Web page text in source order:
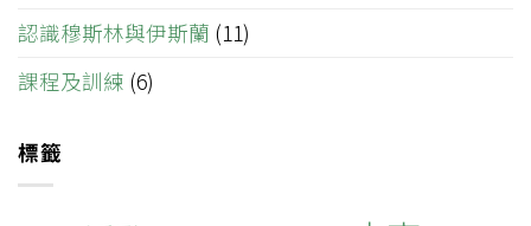
認識穆斯林與伊斯蘭 (11)
課程及訓練 (6)
標籤